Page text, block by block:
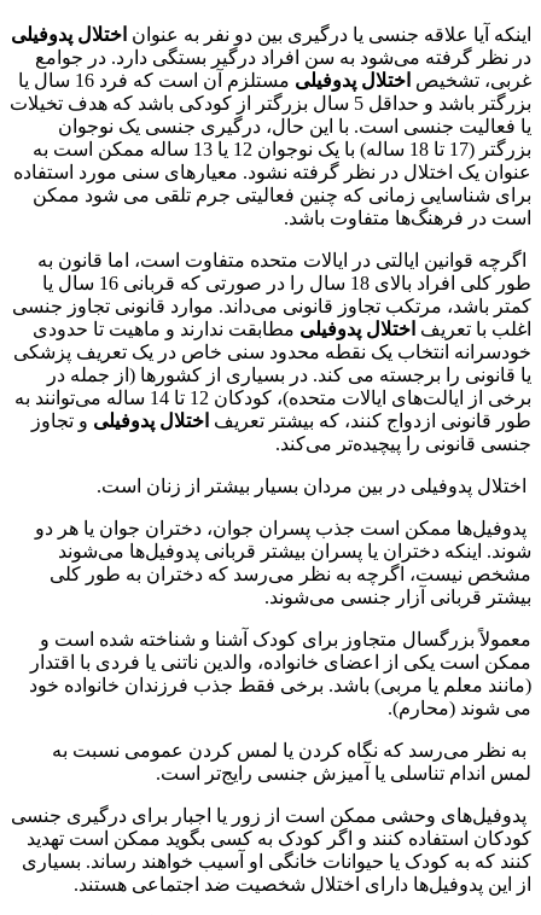
اینکه آیا علاقه جنسی یا درگیری بین دو نفر به عنوان اختلال پدوفیلی
در نظر گرفته می‌شود به سن افراد درگیر بستگی دارد. در جوامع
غربی، تشخیص اختلال پدوفیلی
مستلزم آن است که فرد 16 سال یا
بزرگتر باشد و حداقل 5 سال بزرگتر از کودکی باشد که هدف تخیلات
یا فعالیت جنسی است. با این حال، درگیری جنسی یک نوجوان
بزرگتر (17 تا 18 ساله) با یک نوجوان 12 یا 13 ساله ممکن است به
عنوان یک اختلال در نظر گرفته نشود. معیارهای سنی مورد استفاده
برای شناسایی زمانی که چنین فعالیتی جرم تلقی می شود ممکن
است در فرهنگ‌ها متفاوت باشد.
اگرچه قوانین ایالتی در ایالات متحده متفاوت است، اما قانون به
طور کلی افراد بالای 18 سال را در صورتی که قربانی 16 سال یا
کمتر باشد، مرتکب تجاوز قانونی می‌داند. موارد قانونی تجاوز جنسی
اغلب با تعریف اختلال پدوفیلی مطابقت ندارند و ماهیت تا حدودی
خودسرانه انتخاب یک نقطه محدود سنی خاص در یک تعریف پزشکی
یا قانونی را برجسته می کند. در بسیاری از کشورها (از جمله در
برخی از ایالت‌های ایالات متحده)، کودکان 12 تا 14 ساله می‌توانند به
طور قانونی ازدواج کنند، که بیشتر تعریف اختلال پدوفیلی و تجاوز
جنسی قانونی را پیچیده‌تر می‌کند.
اختلال پدوفیلی در بین مردان بسیار بیشتر از زنان است.
پدوفیل‌ها ممکن است جذب پسران جوان، دختران جوان یا هر دو
شوند. اینکه دختران یا پسران بیشتر قربانی پدوفیل‌ها می‌شوند
مشخص نیست، اگرچه به نظر می‌رسد که دختران به طور کلی
بیشتر قربانی آزار جنسی می‌شوند.
معمولاً بزرگسال متجاوز برای کودک آشنا و شناخته شده است و
ممکن است یکی از اعضای خانواده، والدین ناتنی یا فردی با اقتدار
(مانند معلم یا مربی) باشد. برخی فقط جذب فرزندان خانواده خود
می شوند (محارم).
به نظر می‌رسد که نگاه کردن یا لمس کردن عمومی نسبت به
لمس اندام تناسلی یا آمیزش جنسی رایج‌تر است.
پدوفیل‌های وحشی ممکن است از زور یا اجبار برای درگیری جنسی
کودکان استفاده کنند و اگر کودک به کسی بگوید ممکن است تهدید
کنند که به کودک یا حیوانات خانگی او آسیب خواهند رساند. بسیاری
از این پدوفیل‌ها دارای اختلال شخصیت ضد اجتماعی هستند.